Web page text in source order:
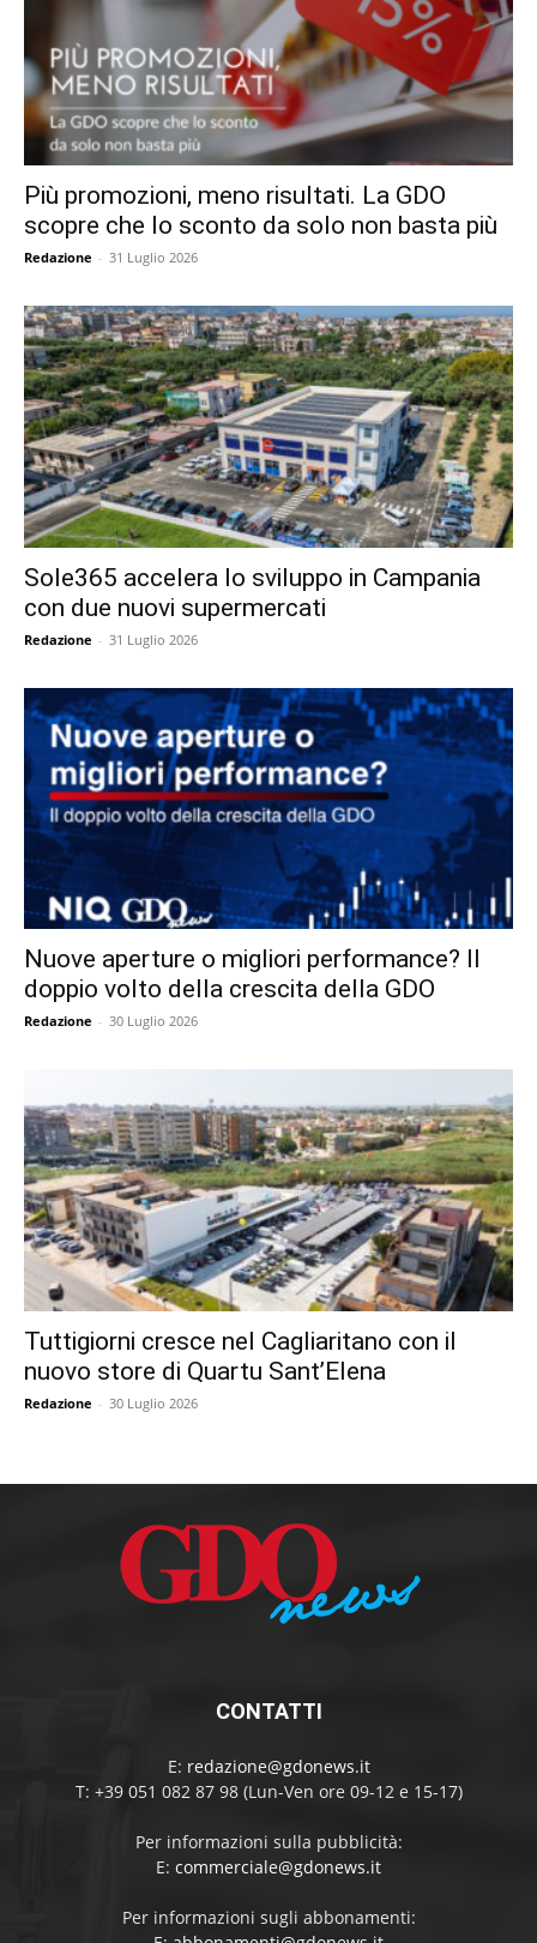
Più promozioni, meno risultati. La GDO
scopre che lo sconto da solo non basta più
Redazione - 31 Luglio 2026
Sole365 accelera lo sviluppo in Campania
con due nuovi supermercati
Redazione - 31 Luglio 2026
Nuove aperture o migliori performance? Il
doppio volto della crescita della GDO
Redazione - 30 Luglio 2026
Tuttigiorni cresce nel Cagliaritano con il
nuovo store di Quartu Sant’Elena
Redazione - 30 Luglio 2026
CONTATTI
E: redazione@gdonews.it
T: +39 051 082 87 98 (Lun-Ven ore 09-12 e 15-17)
Per informazioni sulla pubblicità:
E: commerciale@gdonews.it
Per informazioni sugli abbonamenti: